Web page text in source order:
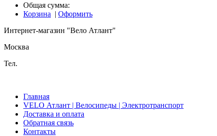
Общая сумма:
Корзина | Оформить
Интернет-магазин "Вело Атлант"
Москва
Тел.
Главная
VELO Атлант | Велосипеды | Электротранспорт
Доставка и оплата
Обратная связь
Контакты